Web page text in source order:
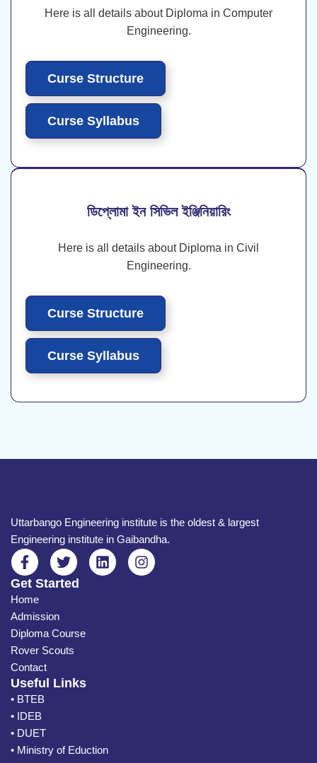
Here is all details about Diploma in Computer
Engineering.
Curse Structure
Curse Syllabus
ডিপ্লোমা ইন সিভিল ইঞ্জিনিয়ারিং
Here is all details about Diploma in Civil
Engineering.
Curse Structure
Curse Syllabus
Uttarbango Engineering institute is the oldest & largest
Engineering institute in Gaibandha.
Get Started
Home
Admission
Diploma Course
Rover Scouts
Contact
Useful Links
• BTEB
• IDEB
• DUET
• Ministry of Eduction